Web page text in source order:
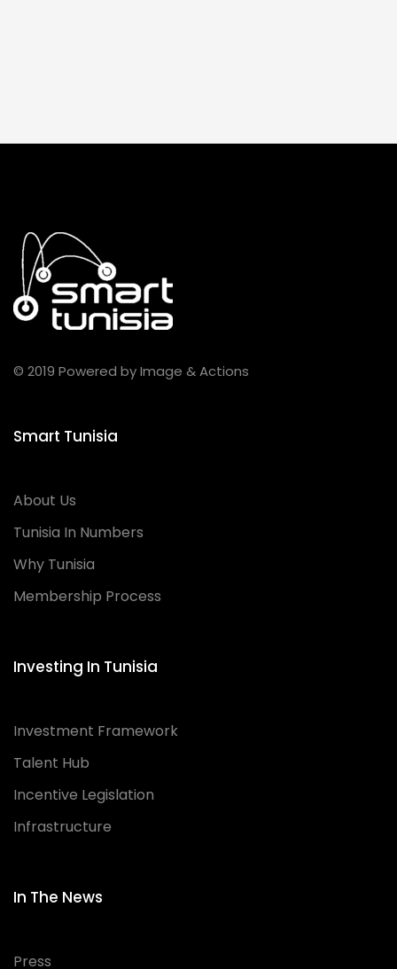
© 2019 Powered by Image & Actions
Smart Tunisia
About Us
Tunisia In Numbers
Why Tunisia
Membership Process
Investing In Tunisia
Investment Framework
Talent Hub
Incentive Legislation
Infrastructure
In The News
Press